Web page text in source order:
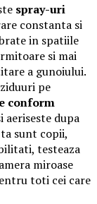
spray-uri
constanta si
in spatiile
si mai
a gunoiului.
pe
conform
aeriseste dupa
sunt copii,
testeaza
miroase
toti cei care